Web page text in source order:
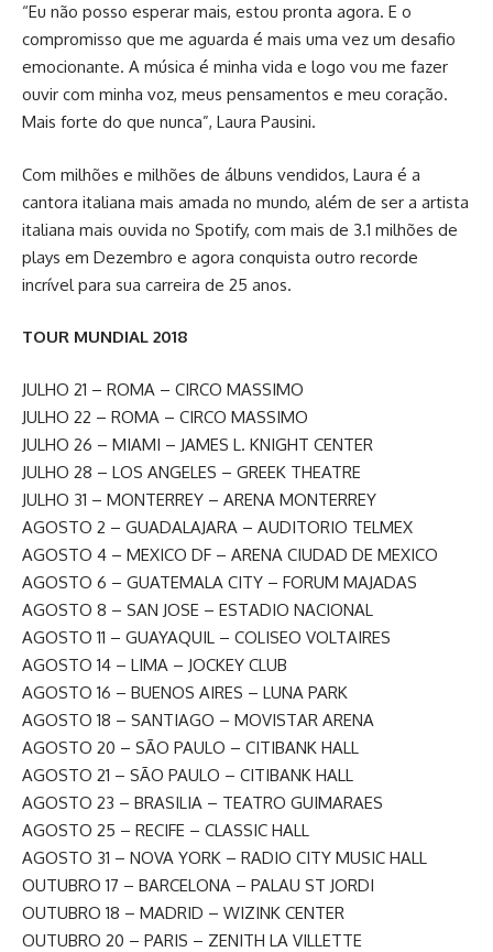
“Eu não posso esperar mais, estou pronta agora. E o
compromisso que me aguarda é mais uma vez um desafio
emocionante. A música é minha vida e logo vou me fazer
ouvir com minha voz, meus pensamentos e meu coração.
Mais forte do que nunca”, Laura Pausini.
Com milhões e milhões de álbuns vendidos, Laura é a
cantora italiana mais amada no mundo, além de ser a artista
italiana mais ouvida no Spotify, com mais de 3.1 milhões de
plays em Dezembro e agora conquista outro recorde
incrível para sua carreira de 25 anos.
TOUR MUNDIAL 2018
JULHO 21 – ROMA – CIRCO MASSIMO
JULHO 22 – ROMA – CIRCO MASSIMO
JULHO 26 – MIAMI – JAMES L. KNIGHT CENTER
JULHO 28 – LOS ANGELES – GREEK THEATRE
JULHO 31 – MONTERREY – ARENA MONTERREY
AGOSTO 2 – GUADALAJARA – AUDITORIO TELMEX
AGOSTO 4 – MEXICO DF – ARENA CIUDAD DE MEXICO
AGOSTO 6 – GUATEMALA CITY – FORUM MAJADAS
AGOSTO 8 – SAN JOSE – ESTADIO NACIONAL
AGOSTO 11 – GUAYAQUIL – COLISEO VOLTAIRES
AGOSTO 14 – LIMA – JOCKEY CLUB
AGOSTO 16 – BUENOS AIRES – LUNA PARK
AGOSTO 18 – SANTIAGO – MOVISTAR ARENA
AGOSTO 20 – SÃO PAULO – CITIBANK HALL
AGOSTO 21 – SÃO PAULO – CITIBANK HALL
AGOSTO 23 – BRASILIA – TEATRO GUIMARAES
AGOSTO 25 – RECIFE – CLASSIC HALL
AGOSTO 31 – NOVA YORK – RADIO CITY MUSIC HALL
OUTUBRO 17 – BARCELONA – PALAU ST JORDI
OUTUBRO 18 – MADRID – WIZINK CENTER
OUTUBRO 20 – PARIS – ZENITH LA VILLETTE